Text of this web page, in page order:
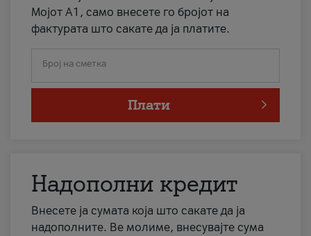
Мојот А1, само внесете го бројот на
фактурата што сакате да ја платите.
Број на сметка
Плати
Надополни кредит
Внесете ја сумата која што сакате да ја
надополните. Ве молиме, внесувајте сума